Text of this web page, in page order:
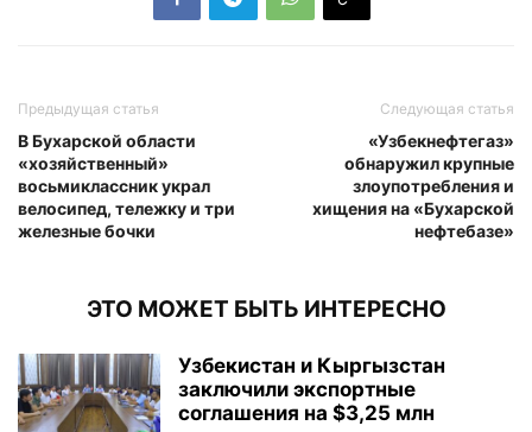
Предыдущая статья
В Бухарской области
«хозяйственный»
восьмиклассник украл
велосипед, тележку и три
железные бочки
Следующая статья
«Узбекнефтегаз»
обнаружил крупные
злоупотребления и
хищения на «Бухарской
нефтебазе»
ЭТО МОЖЕТ БЫТЬ ИНТЕРЕСНО
Узбекистан и Кыргызстан
заключили экспортные
соглашения на $3,25 млн